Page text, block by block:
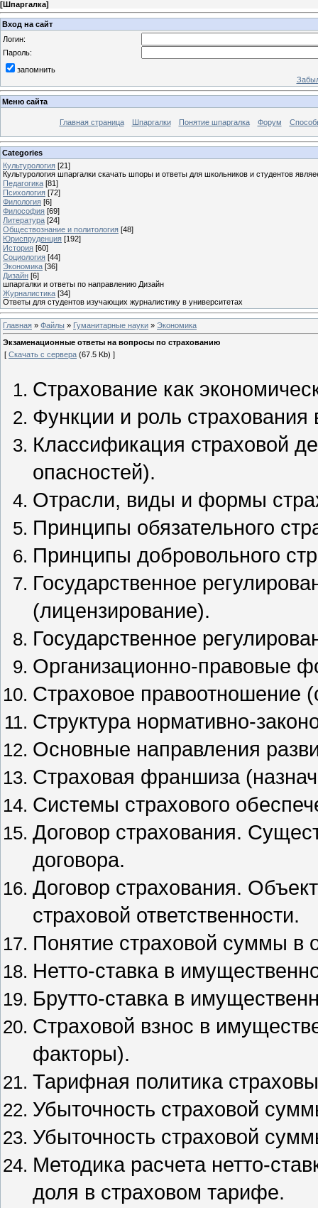
[Шпаргалка]
Вход на сайт
Логин:
Пароль:
запомнить
Меню сайта
Главная страница Шпаргалки Понятие шпаргалка Форум
Categories
Культурология [21]
Культурология шпаргалки скачать шпоры и ответы для школьников и студентов
Педагогика [81]
Психология [72]
Филология [6]
Философия [69]
Литература [24]
Обществознание и политология [48]
Юриспруденция [192]
История [60]
Социология [44]
Экономика [36]
Дизайн [6]
шпаргалки и ответы по направлению Дизайн
Журналистика [34]
Ответы для студентов изучающих журналистику в университетах
Главная » Файлы » Гуманитарные науки » Экономика
Экзаменационные ответы на вопросы по страхованию
[ Скачать с сервера (67.5 Kb) ]
Страхование как
Функции и роль
Классификация страховой
опасностей).
Отрасли, виды и формы
Принципы обязательного
Принципы добровольного
Государственное
(лицензирование).
Государственное
Организационно-правовые
Страховое правоотношение
Структура нормативно-
Основные направления
Страховая франшиза
Системы страхового
Договор страхования.
договора.
Договор страхования.
страховой ответственности.
Понятие страховой суммы в
Нетто-ставка в
Брутто-ставка в
Страховой взнос в
факторы).
Тарифная политика
Убыточность страховой
Убыточность страховой
Методика расчета нетто-
доля в страховом тарифе.